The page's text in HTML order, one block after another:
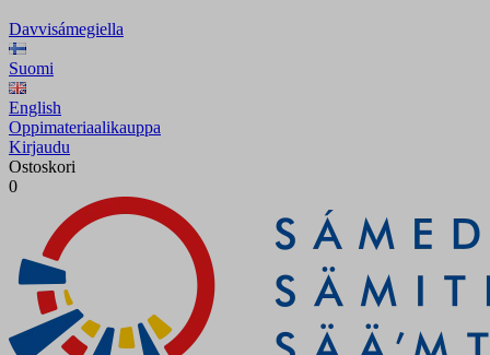
Davvisámegiella
Suomi
English
Oppimateriaalikauppa
Kirjaudu
Ostoskori
0